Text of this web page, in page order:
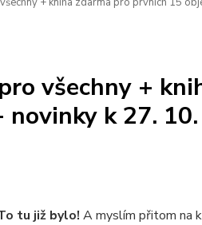
všechny +
k 27.
tu již bylo! A myslím přitom na